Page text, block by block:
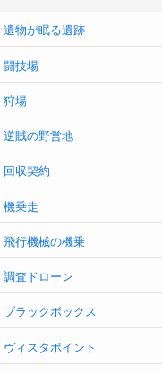
遺物が眠る遺跡
闘技場
狩場
逆賊の野営地
回収契約
機乗走
飛行機械の機乗
調査ドローン
ブラックボックス
ヴィスタポイント